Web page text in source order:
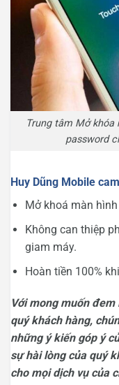
Trung tâm Mở khóa
password
Huy Dũng Mobile
Mở khoá màn
Không can thiệp
giam máy.
Hoàn tiền 100%
Với mong muốn
quý khách hàng,
những ý kiến góp ý
sự hài lòng của quý
cho mọi dịch vụ của